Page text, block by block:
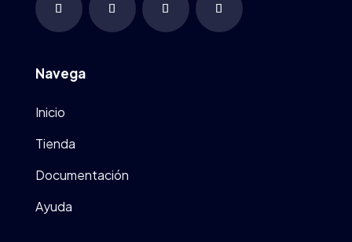
Navega
Inicio
Tienda
Documentación
Ayuda